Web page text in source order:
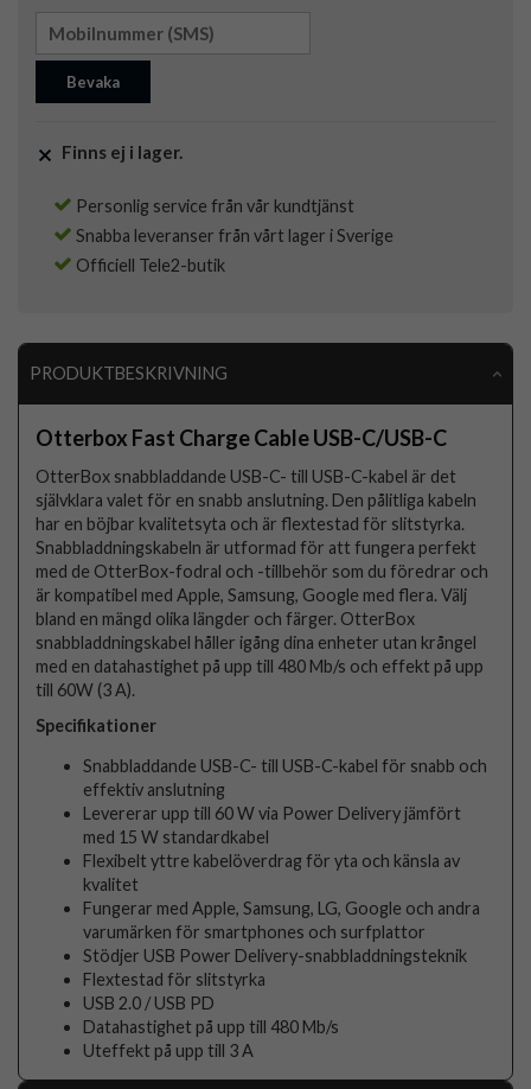
Bevaka
Finns ej i lager.
Personlig service från vår kundtjänst
Snabba leveranser från vårt lager i Sverige
Officiell Tele2-butik
PRODUKTBESKRIVNING
Otterbox Fast Charge Cable USB-C/USB-C
OtterBox snabbladdande USB-C- till USB-C-kabel är det
självklara valet för en snabb anslutning. Den pålitliga kabeln
har en böjbar kvalitetsyta och är flextestad för slitstyrka.
Snabbladdningskabeln är utformad för att fungera perfekt
med de OtterBox-fodral och -tillbehör som du föredrar och
är kompatibel med Apple, Samsung, Google med flera. Välj
bland en mängd olika längder och färger. OtterBox
snabbladdningskabel håller igång dina enheter utan krångel
med en datahastighet på upp till 480 Mb/s och effekt på upp
till 60W (3 A).
Specifikationer
Snabbladdande USB-C- till USB-C-kabel för snabb och
effektiv anslutning
Levererar upp till 60 W via Power Delivery jämfört
med 15 W standardkabel
Flexibelt yttre kabelöverdrag för yta och känsla av
kvalitet
Fungerar med Apple, Samsung, LG, Google och andra
varumärken för smartphones och surfplattor
Stödjer USB Power Delivery-snabbladdningsteknik
Flextestad för slitstyrka
USB 2.0 / USB PD
Datahastighet på upp till 480 Mb/s
Uteffekt på upp till 3 A